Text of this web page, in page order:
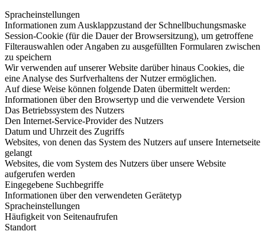
Spracheinstellungen
Informationen zum Ausklappzustand der Schnellbuchungsmaske
Session-Cookie (für die Dauer der Browsersitzung), um getroffene
Filterauswahlen oder Angaben zu ausgefüllten Formularen zwischen
zu speichern
Wir verwenden auf unserer Website darüber hinaus Cookies, die
eine Analyse des Surfverhaltens der Nutzer ermöglichen.
Auf diese Weise können folgende Daten übermittelt werden:
Informationen über den Browsertyp und die verwendete Version
Das Betriebssystem des Nutzers
Den Internet-Service-Provider des Nutzers
Datum und Uhrzeit des Zugriffs
Websites, von denen das System des Nutzers auf unsere Internetseite
gelangt
Websites, die vom System des Nutzers über unsere Website
aufgerufen werden
Eingegebene Suchbegriffe
Informationen über den verwendeten Gerätetyp
Spracheinstellungen
Häufigkeit von Seitenaufrufen
Standort